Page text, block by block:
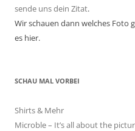
sende uns dein Zitat.
Wir schauen dann welches Foto
es hier.
SCHAU MAL VORBEI
Shirts & Mehr
Microble – It’s all about the